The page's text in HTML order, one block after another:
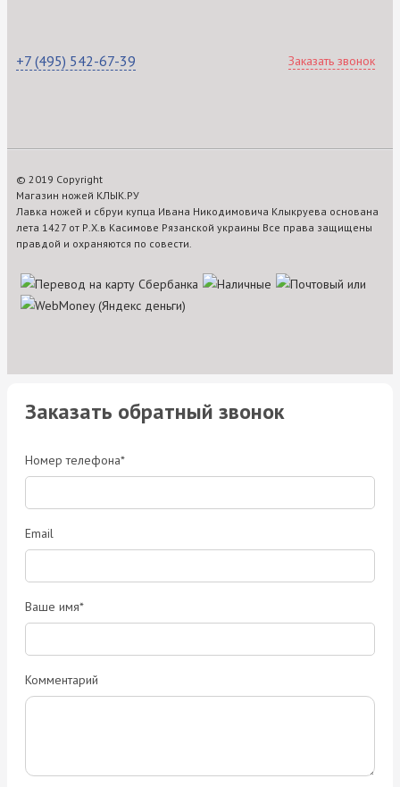
+7 (495) 542-67-39 Заказать звонок
© 2019 Copyright
Магазин ножей КЛЫК.РУ
Лавка ножей и сбруи купца Ивана Никодимовича Клыкруева основана
лета 1427 от Р.Х.в Касимове Рязанской украины Все права защищены
правдой и охраняются по совести.
Заказать обратный звонок
Номер телефона*
Email
Ваше имя*
Комментарий